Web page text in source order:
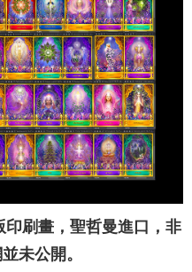
untuk pesanan
刷畫，聖哲曼進口，非
未公開。